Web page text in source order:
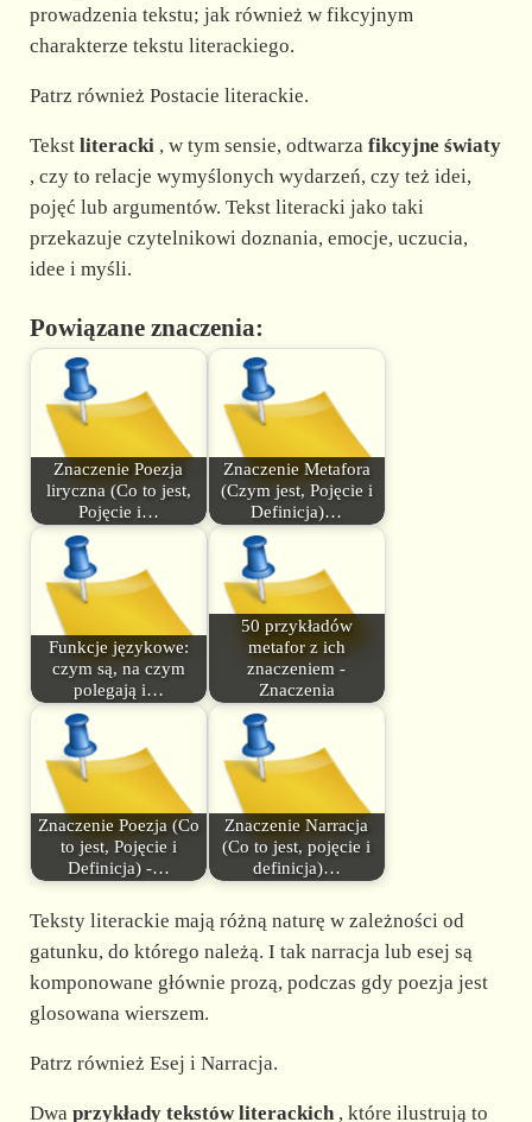
prowadzenia tekstu; jak również w fikcyjnym
charakterze tekstu literackiego.
Patrz również Postacie literackie.
Tekst literacki, w tym sensie, odtwarza fikcyjne światy
, czy to relacje wymyślonych wydarzeń, czy też idei,
pojęć lub argumentów. Tekst literacki jako taki
przekazuje czytelnikowi doznania, emocje, uczucia,
idee i myśli.
Powiązane znaczenia:
Znaczenie Poezja
liryczna (Co to jest,
Pojęcie i…
Znaczenie Metafora
(Czym jest, Pojęcie i
Definicja)…
Funkcje językowe:
czym są, na czym
polegają i…
50 przykładów
metafor z ich
znaczeniem -
Znaczenia
Znaczenie Poezja (Co
to jest, Pojęcie i
Definicja) -…
Znaczenie Narracja
(Co to jest, pojęcie i
definicja)…
Teksty literackie mają różną naturę w zależności od
gatunku, do którego należą. I tak narracja lub esej są
komponowane głównie prozą, podczas gdy poezja jest
glosowana wierszem.
Patrz również Esej i Narracja.
Dwa przykłady tekstów literackich, które ilustrują to